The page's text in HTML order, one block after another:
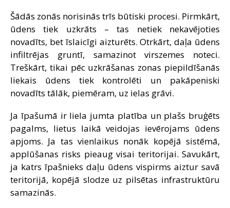
Šādās zonās norisinās trīs būtiski procesi. Pirmkārt,
ūdens tiek uzkrāts – tas netiek nekavējoties
novadīts, bet īslaicīgi aizturēts. Otrkārt, daļa ūdens
infiltrējas gruntī, samazinot virszemes noteci.
Treškārt, tikai pēc uzkrāšanas zonas piepildīšanās
liekais ūdens tiek kontrolēti un pakāpeniski
novadīts tālāk, piemēram, uz ielas grāvi.
Ja īpašumā ir liela jumta platība un plašs bruģēts
pagalms, lietus laikā veidojas ievērojams ūdens
apjoms. Ja tas vienlaikus nonāk kopējā sistēmā,
applūšanas risks pieaug visai teritorijai. Savukārt,
ja katrs īpašnieks daļu ūdens vispirms aiztur savā
teritorijā, kopējā slodze uz pilsētas infrastruktūru
samazinās.